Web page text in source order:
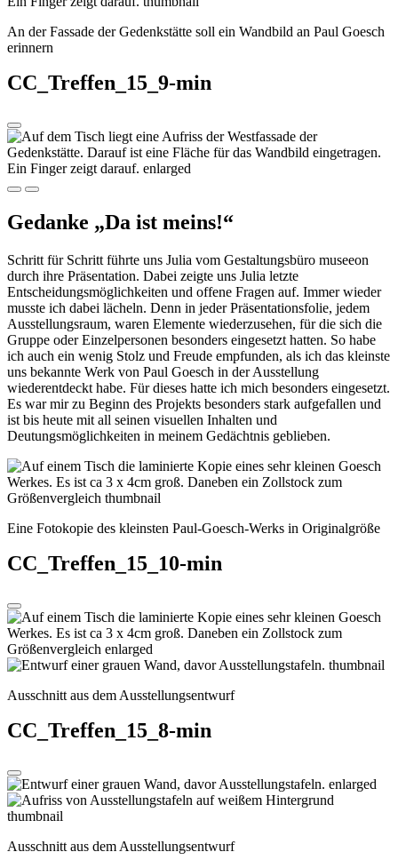
An der Fassade der Gedenkstätte soll ein Wandbild an Paul Goesch
erinnern
CC_Treffen_15_9-min
Gedanke „Da ist meins!“
Schritt für Schritt führte uns Julia vom Gestaltungsbüro museeon
durch ihre Präsentation. Dabei zeigte uns Julia letzte
Entscheidungsmöglichkeiten und offene Fragen auf. Immer wieder
musste ich dabei lächeln. Denn in jeder Präsentationsfolie, jedem
Ausstellungsraum, waren Elemente wiederzusehen, für die sich die
Gruppe oder Einzelpersonen besonders eingesetzt hatten. So habe
ich auch ein wenig Stolz und Freude empfunden, als ich das kleinste
uns bekannte Werk von Paul Goesch in der Ausstellung
wiederentdeckt habe. Für dieses hatte ich mich besonders eingesetzt.
Es war mir zu Beginn des Projekts besonders stark aufgefallen und
ist bis heute mit all seinen visuellen Inhalten und
Deutungsmöglichkeiten in meinem Gedächtnis geblieben.
Eine Fotokopie des kleinsten Paul-Goesch-Werks in Originalgröße
CC_Treffen_15_10-min
Ausschnitt aus dem Ausstellungsentwurf
CC_Treffen_15_8-min
Ausschnitt aus dem Ausstellungsentwurf